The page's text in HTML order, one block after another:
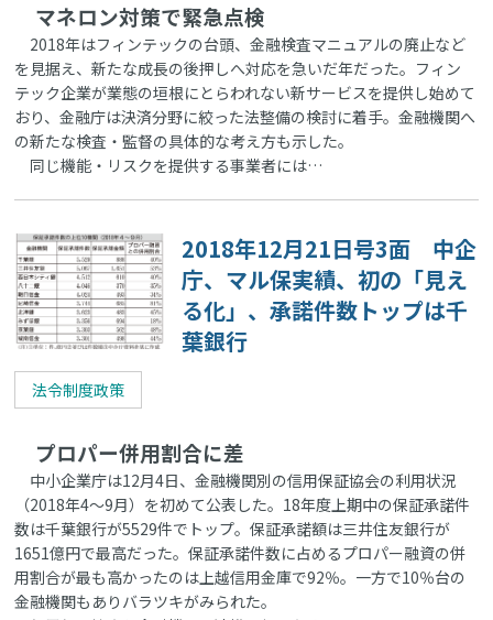
マネロン対策で緊急点検
2018年はフィンテックの台頭、金融検査マニュアルの廃止など
を見据え、新たな成長の後押しへ対応を急いだ年だった。フィン
テック企業が業態の垣根にとらわれない新サービスを提供し始めて
おり、金融庁は決済分野に絞った法整備の検討に着手。金融機関へ
の新たな検査・監督の具体的な考え方も示した。
同じ機能・リスクを提供する事業者には…
2018年12月21日号3面 中企
庁、マル保実績、初の「見え
る化」、承諾件数トップは千
葉銀行
法令制度政策
プロパー併用割合に差
中小企業庁は12月4日、金融機関別の信用保証協会の利用状況
（2018年4～9月）を初めて公表した。18年度上期中の保証承諾件
数は千葉銀行が5529件でトップ。保証承諾額は三井住友銀行が
1651億円で最高だった。保証承諾件数に占めるプロパー融資の併
用割合が最も高かったのは上越信用金庫で92％。一方で10％台の
金融機関もありバラツキがみられた。